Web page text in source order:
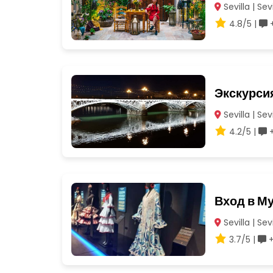
Sevilla |
4.8/5 |
Sevilla |
4.2/5 |
Вход в
Sevilla |
3.7/5 |